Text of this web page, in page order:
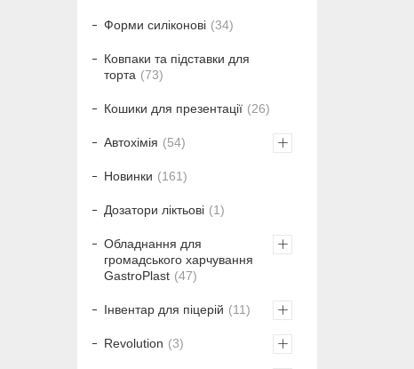
Форми силіконові 34
Ковпаки та підставки для
торта
73
Кошики для презентації 26
Автохімія 54
Новинки 161
Дозатори ліктьові 1
Обладнання для
громадського харчування
GastroPlast
47
Інвентар для піцерій 11
Revolution 3